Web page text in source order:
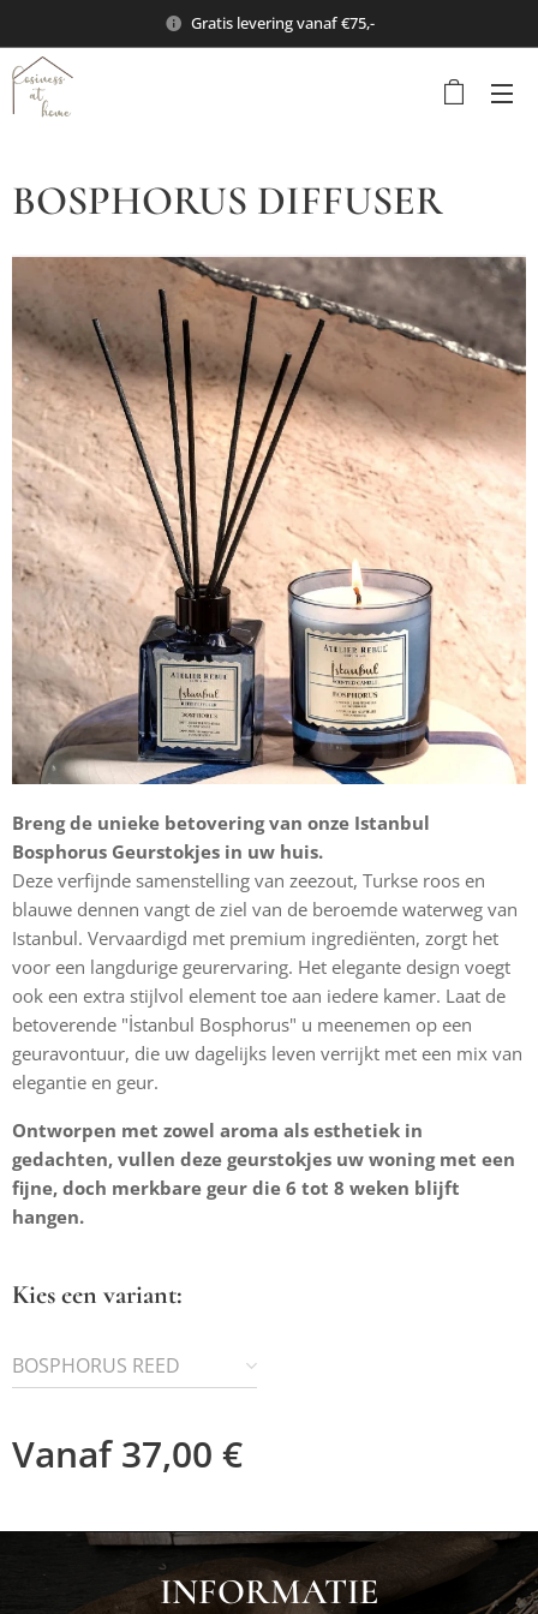
Gratis levering vanaf €75,-
BOSPHORUS DIFFUSER
Breng de unieke betovering van onze Istanbul
Bosphorus Geurstokjes in uw huis.
Deze verfijnde samenstelling van zeezout, Turkse roos en
blauwe dennen vangt de ziel van de beroemde waterweg van
Istanbul. Vervaardigd met premium ingrediënten, zorgt het
voor een langdurige geurervaring. Het elegante design voegt
ook een extra stijlvol element toe aan iedere kamer. Laat de
betoverende "İstanbul Bosphorus" u meenemen op een
geuravontuur, die uw dagelijks leven verrijkt met een mix van
elegantie en geur.
Ontworpen met zowel aroma als esthetiek in
gedachten, vullen deze geurstokjes uw woning met een
fijne, doch merkbare geur die 6 tot 8 weken blijft
hangen.
Kies een variant:
BOSPHORUS REED
Vanaf37,00 €
INFORMATIE